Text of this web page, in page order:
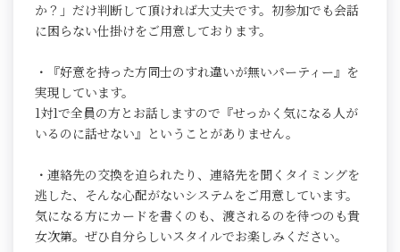
か？」だけ判断して頂ければ大丈夫です。初参加でも会話
に困らない仕掛けをご用意しております。
・『好意を持った方同士のすれ違いが無いパーティー』を
実現しています。
1対1で全員の方とお話しますので『せっかく気になる人が
いるのに話せない』ということがありません。
・連絡先の交換を迫られたり、連絡先を聞くタイミングを
逃した、そんな心配がないシステムをご用意しています。
気になる方にカードを書くのも、渡されるのを待つのも貴
女次第。ぜひ自分らしいスタイルでお楽しみください。